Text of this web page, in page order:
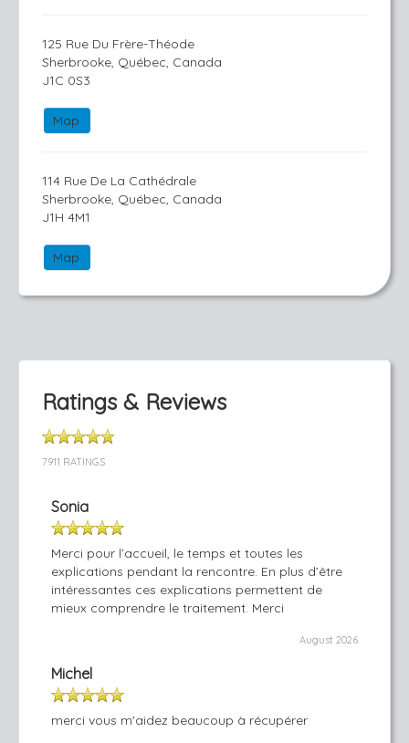
125 Rue Du Frère-Théode
Sherbrooke, Québec, Canada
J1C 0S3
Map
114 Rue De La Cathédrale
Sherbrooke, Québec, Canada
J1H 4M1
Map
Ratings & Reviews
7911 RATINGS
Sonia
Merci pour l’accueil, le temps et toutes les
explications pendant la rencontre. En plus d’être
intéressantes ces explications permettent de
mieux comprendre le traitement. Merci
August 2026
Michel
merci vous m'aidez beaucoup à récupérer